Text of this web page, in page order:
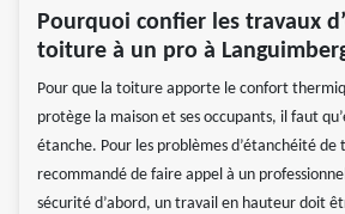
Pourquoi confier les travaux
toiture à un pro à
Pour que la toiture apporte le confort
protège la maison et ses occupants, il faut
étanche. Pour les problèmes d’étanchéité
recommandé de faire appel à un
sécurité d’abord, un travail en hauteur doit